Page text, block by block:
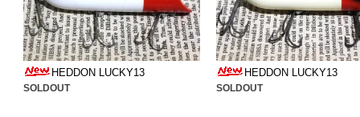
HEDDON LUCKY13
SOLDOUT
HEDDON LUCKY13
SOLDOUT